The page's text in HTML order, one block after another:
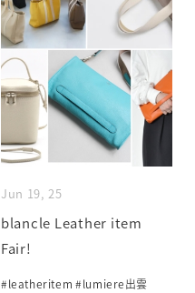
Jun 19, 25
blancle Leather item
Fair!
#leatheritem #lumiere出雲